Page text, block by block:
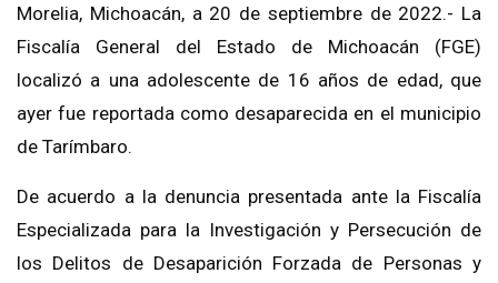
Morelia, Michoacán, a 20 de septiembre de 2022.- La
Fiscalía General del Estado de Michoacán (FGE)
localizó a una adolescente de 16 años de edad, que
ayer fue reportada como desaparecida en el municipio
de Tarímbaro.
De acuerdo a la denuncia presentada ante la Fiscalía
Especializada para la Investigación y Persecución de
los Delitos de Desaparición Forzada de Personas y